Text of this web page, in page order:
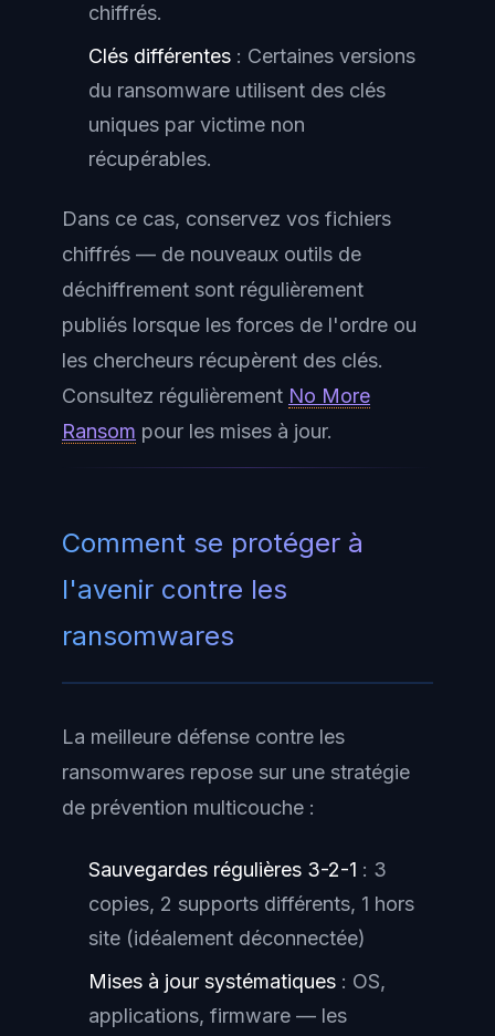
chiffrés.
Clés différentes : Certaines versions
du ransomware utilisent des clés
uniques par victime non
récupérables.
Dans ce cas, conservez vos fichiers
chiffrés — de nouveaux outils de
déchiffrement sont régulièrement
publiés lorsque les forces de l'ordre ou
les chercheurs récupèrent des clés.
Consultez régulièrement No More
Ransom pour les mises à jour.
Comment se protéger à
l'avenir contre les
ransomwares
La meilleure défense contre les
ransomwares repose sur une stratégie
de prévention multicouche :
Sauvegardes régulières 3-2-1 : 3
copies, 2 supports différents, 1 hors
site (idéalement déconnectée)
Mises à jour systématiques : OS,
applications, firmware — les